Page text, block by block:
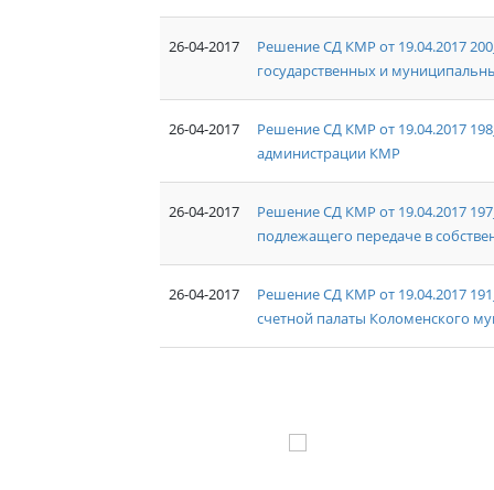
26-04-2017
Решение СД КМР от 19.04.2017
государственных и
26-04-2017
Решение СД КМР от 19.04.2017
администрации КМР
26-04-2017
Решение СД КМР от 19.04.2017
подлежащего передаче в
26-04-2017
Решение СД КМР от 19.04.2017
счетной палаты Коломенского